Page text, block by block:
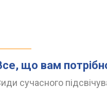
що вам
сучасного